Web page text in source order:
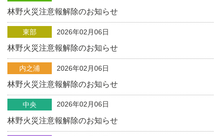
林野火災注意報解除のお知らせ
東部 2026年02月06日
林野火災注意報解除のお知らせ
内之浦 2026年02月06日
林野火災注意報解除のお知らせ
中央 2026年02月06日
林野火災注意報解除のお知らせ